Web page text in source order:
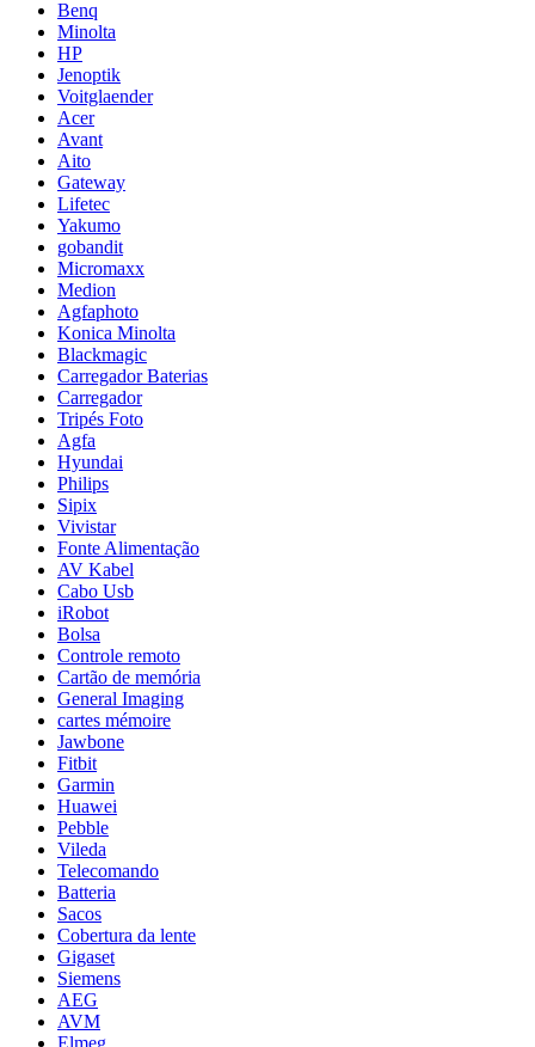
Benq
Minolta
HP
Jenoptik
Voitglaender
Acer
Avant
Aito
Gateway
Lifetec
Yakumo
gobandit
Micromaxx
Medion
Agfaphoto
Konica Minolta
Blackmagic
Carregador Baterias
Carregador
Tripés Foto
Agfa
Hyundai
Philips
Sipix
Vivistar
Fonte Alimentação
AV Kabel
Cabo Usb
iRobot
Bolsa
Controle remoto
Cartão de memória
General Imaging
cartes mémoire
Jawbone
Fitbit
Garmin
Huawei
Pebble
Vileda
Telecomando
Batteria
Sacos
Cobertura da lente
Gigaset
Siemens
AEG
AVM
Elmeg